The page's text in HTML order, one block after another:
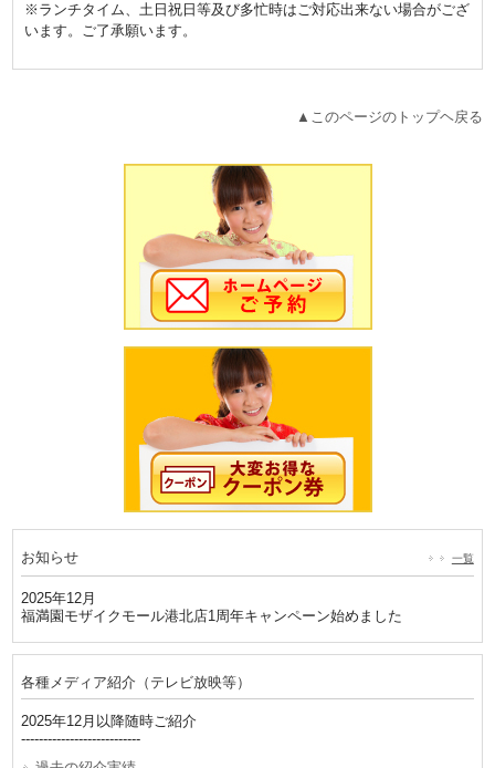
※ランチタイム、土日祝日等及び多忙時はご対応出来ない場合がござ
います。ご了承願います。
▲このページのトップヘ戻る
お知らせ 一覧
2025年12月
福満園モザイクモール港北店1周年キャンペーン始めました
各種メディア紹介（テレビ放映等）
2025年12月以降随時ご紹介
---------------------------